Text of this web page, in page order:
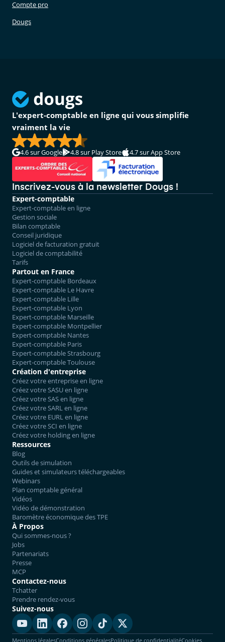
Compte pro
Dougs
L'expert-comptable en ligne qui vous simplifie
vraiment la vie
4.6sur Google 4.8sur Play Store 4.7sur App Store
Inscrivez-vous à la newsletter Dougs !
Expert-comptable
Expert-comptable en ligne
Gestion sociale
Bilan comptable
Conseil juridique
Logiciel de facturation gratuit
Logiciel de comptabilité
Tarifs
Partout en France
Expert-comptable Bordeaux
Expert-comptable Le Havre
Expert-comptable Lille
Expert-comptable Lyon
Expert-comptable Marseille
Expert-comptable Montpellier
Expert-comptable Nantes
Expert-comptable Paris
Expert-comptable Strasbourg
Expert-comptable Toulouse
Création d'entreprise
Créez votre entreprise en ligne
Créez votre SASU en ligne
Créez votre SAS en ligne
Créez votre SARL en ligne
Créez votre EURL en ligne
Créez votre SCI en ligne
Créez votre holding en ligne
Ressources
Blog
Outils de simulation
Guides et simulateurs téléchargeables
Webinars
Plan comptable général
Vidéos
Vidéo de démonstration
Baromètre économique des TPE
À Propos
Qui sommes-nous ?
Jobs
Partenariats
Presse
MCP
Contactez-nous
Tchatter
Prendre rendez-vous
Suivez-nous
Mentions légalesConditions généralesPolitique de confidentialitéCookies